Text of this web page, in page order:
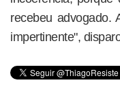
recebeu advogado.
impertinente",